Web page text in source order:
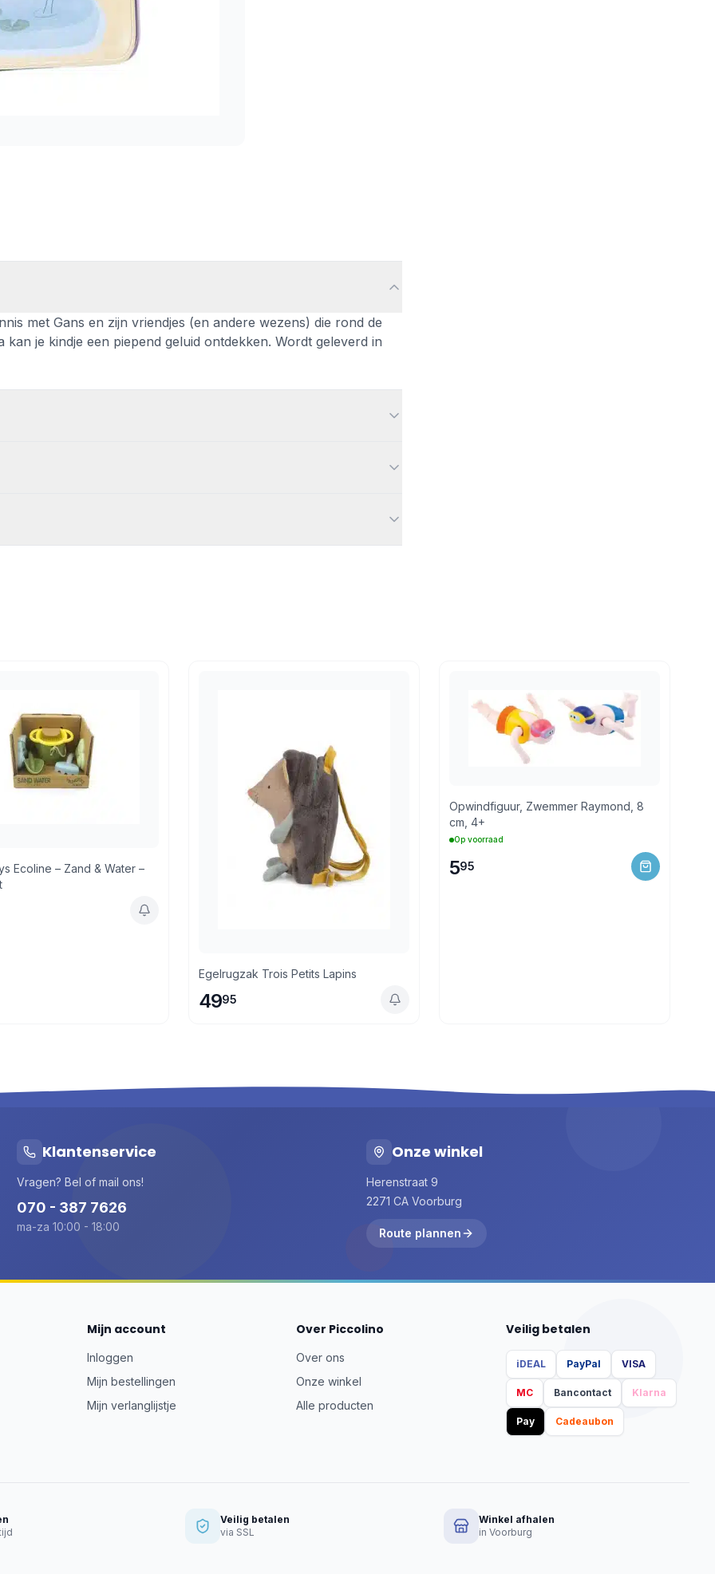
met Gans en zijn vriendjes (en andere wezens) die rond de
je kindje een piepend geluid ontdekken. Wordt geleverd in
,Badboeken,Badspeelgoed,Boeken
Ecoline – Zand & Water –
Egelrugzak Trois Petits Lapins
4995
Opwindfiguur, Zwemmer Raymond, 8
cm, 4+
Op voorraad
595
Klantenservice
Vragen? Bel of mail ons!
070 - 387 7626
ma-za 10:00 - 18:00
Onze winkel
Herenstraat 9
2271 CA Voorburg
Route plannen
Mijn account
Inloggen
Mijn bestellingen
Mijn verlanglijstje
Over Piccolino
Over ons
Onze winkel
Alle producten
Veilig betalen
iDEAL PayPal VISA
MC Bancontact Klarna
Pay Cadeaubon
Veilig betalen
via SSL
Winkel afhalen
in Voorburg